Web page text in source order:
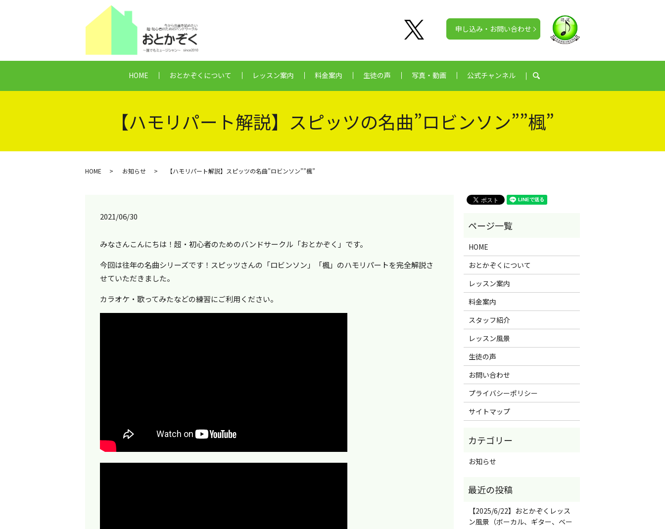
HOME おとかぞくについて レッスン案内 料金案内 生徒の声 写真・動画 公式チャンネル search
申し込み・お問い合わせ
【ハモリパート解説】スピッツの名曲”ロビンソン””楓”
HOME お知らせ 【ハモリパート解説】スピッツの名曲”ロビンソン””楓”
2021/06/30
みなさんこんにちは！超・初心者のためのバンドサークル「おとかぞく」です。
今回は往年の名曲シリーズです！スピッツさんの「ロビンソン」「楓」のハモリパートを完全解説さ
せていただきました。
カラオケ・歌ってみたなどの練習にご利用ください。
HOME
おとかぞくについて
レッスン案内
料金案内
スタッフ紹介
レッスン風景
生徒の声
お問い合わせ
プライバシーポリシー
サイトマップ
お知らせ
【2025/6/22】おとかぞくレッス
ン風景（ボーカル、ギター、ベー